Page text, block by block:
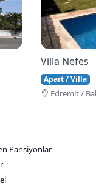
Villa Nefes
Apart / Villa
Edremi̇t /
Pansiyonlar